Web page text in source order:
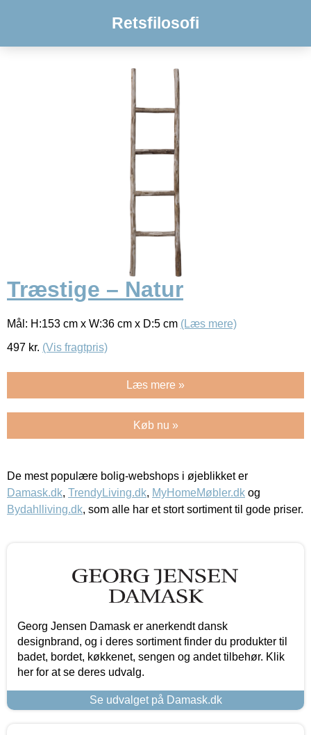
Retsfilosofi
Træstige – Natur
Mål: H:153 cm x W:36 cm x D:5 cm (Læs mere)
497 kr. (Vis fragtpris)
Læs mere »
Køb nu »
De mest populære bolig-webshops i øjeblikket er
Damask.dk, TrendyLiving.dk, MyHomeMøbler.dk og
Bydahlliving.dk, som alle har et stort sortiment til gode priser.
Georg Jensen Damask er anerkendt dansk
designbrand, og i deres sortiment finder du produkter til
badet, bordet, køkkenet, sengen og andet tilbehør. Klik
her for at se deres udvalg.
Se udvalget på Damask.dk